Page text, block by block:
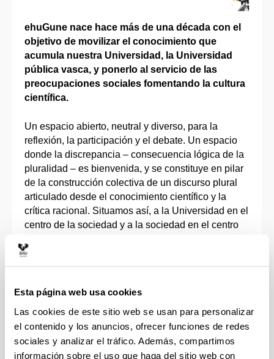
Esta página web usa cookies
Las cookies de este sitio web se usan para personalizar
el contenido y los anuncios, ofrecer funciones de redes
sociales y analizar el tráfico. Además, compartimos
información sobre el uso que haga del sitio web con
ehuGune nace hace más de una década con el
objetivo de movilizar el conocimiento que
acumula nuestra Universidad, la Universidad
pública vasca, y ponerlo al servicio de las
preocupaciones sociales fomentando la cultura
científica.
Un espacio abierto, neutral y diverso, para la
reflexión, la participación y el debate. Un espacio
donde la discrepancia – consecuencia lógica de la
pluralidad – es bienvenida, y se constituye en pilar
de la construcción colectiva de un discurso plural
articulado desde el conocimiento científico y la
crítica racional. Situamos así, a la Universidad en el
centro de la sociedad y a la sociedad en el centro
última instancia, avanzar hacia una sociedad vasca
más abierta y más tolerante.
Agenda Todos los eventos